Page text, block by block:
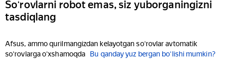
Soʻrovlarni robot emas, siz yuborganingizni
tasdiqlang
Afsus, ammo qurilmangizdan kelayotgan soʻrovlar avtomatik
soʻrovlarga oʻxshamoqda
Bu qanday yuz bergan boʻlishi mumkin?